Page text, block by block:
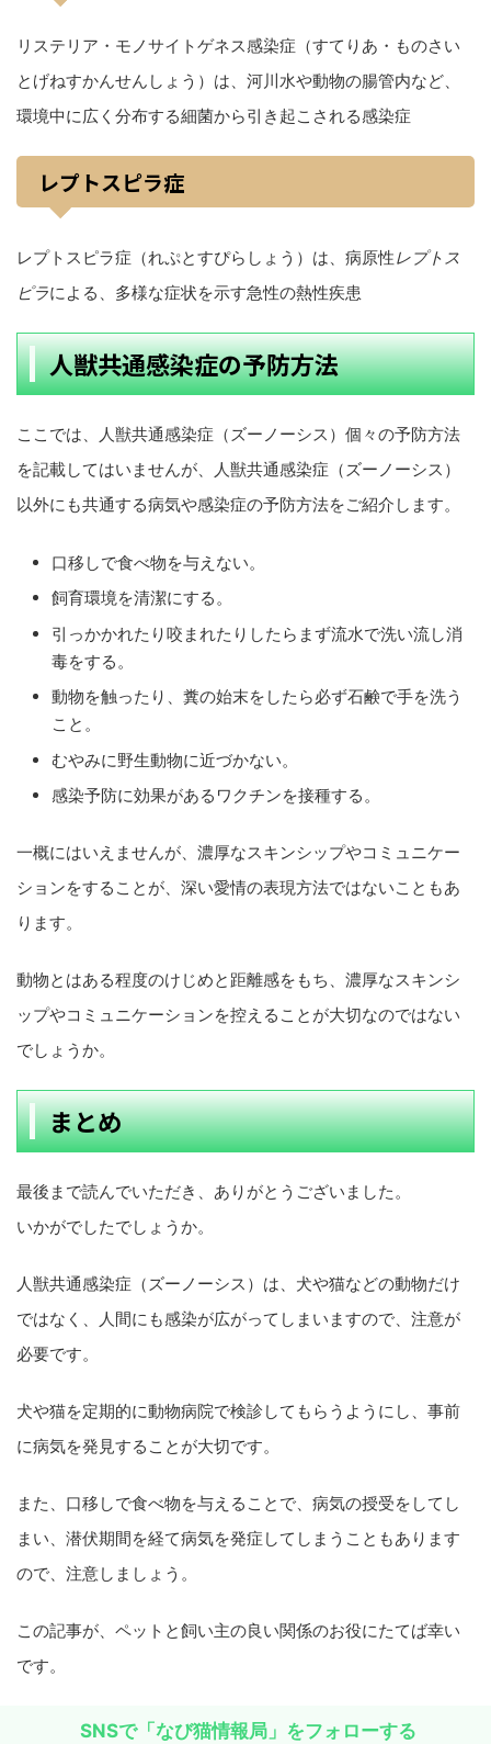
リステリア・モノサイトゲネス感染症（すてりあ・ものさい
とげねすかんせんしょう）は、河川水や動物の腸管内など、
環境中に広く分布する細菌から引き起こされる感染症
レプトスピラ症
レプトスピラ症（れぷとすぴらしょう）は、病原性レプトス
ピラによる、多様な症状を示す急性の熱性疾患
人獣共通感染症の予防方法
ここでは、人獣共通感染症（ズーノーシス）個々の予防方法
を記載してはいませんが、人獣共通感染症（ズーノーシス）
以外にも共通する病気や感染症の予防方法をご紹介します。
口移しで食べ物を与えない。
飼育環境を清潔にする。
引っかかれたり咬まれたりしたらまず流水で洗い流し消
毒をする。
動物を触ったり、糞の始末をしたら必ず石鹸で手を洗う
こと。
むやみに野生動物に近づかない。
感染予防に効果があるワクチンを接種する。
一概にはいえませんが、濃厚なスキンシップやコミュニケー
ションをすることが、深い愛情の表現方法ではないこともあ
ります。
動物とはある程度のけじめと距離感をもち、濃厚なスキンシ
ップやコミュニケーションを控えることが大切なのではない
でしょうか。
まとめ
最後まで読んでいただき、ありがとうございました。
いかがでしたでしょうか。
人獣共通感染症（ズーノーシス）は、犬や猫などの動物だけ
ではなく、人間にも感染が広がってしまいますので、注意が
必要です。
犬や猫を定期的に動物病院で検診してもらうようにし、事前
に病気を発見することが大切です。
また、口移しで食べ物を与えることで、病気の授受をしてし
まい、潜伏期間を経て病気を発症してしまうこともあります
ので、注意しましょう。
この記事が、ペットと飼い主の良い関係のお役にたてば幸い
です。
SNSで「なび猫情報局」をフォローする